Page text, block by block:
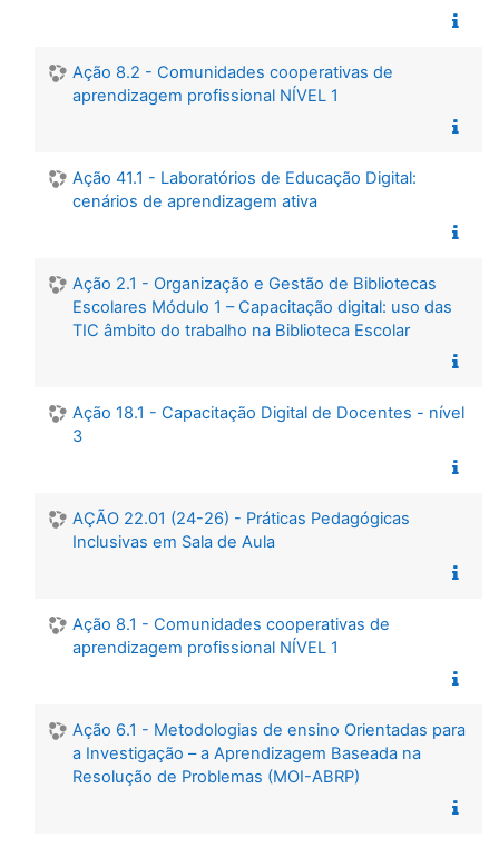
Ação 8.2 - Comunidades cooperativas de
aprendizagem profissional NÍVEL 1
Ação 41.1 - Laboratórios de Educação Digital:
cenários de aprendizagem ativa
Ação 2.1 - Organização e Gestão de Bibliotecas
Escolares Módulo 1 – Capacitação digital: uso das
TIC âmbito do trabalho na Biblioteca Escolar
Ação 18.1 - Capacitação Digital de Docentes - nível
3
AÇÃO 22.01 (24-26) - Práticas Pedagógicas
Inclusivas em Sala de Aula
Ação 8.1 - Comunidades cooperativas de
aprendizagem profissional NÍVEL 1
Ação 6.1 - Metodologias de ensino Orientadas para
a Investigação – a Aprendizagem Baseada na
Resolução de Problemas (MOI-ABRP)